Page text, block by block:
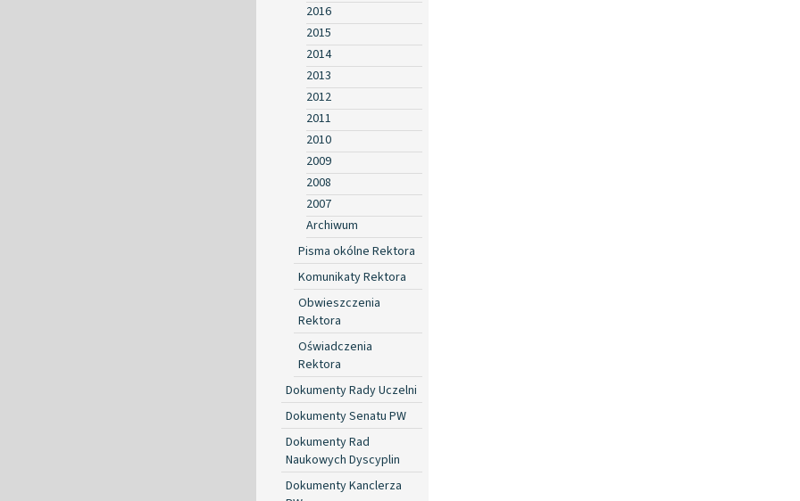
2016
2015
2014
2013
2012
2011
2010
2009
2008
2007
Archiwum
Pisma okólne Rektora
Komunikaty Rektora
Obwieszczenia
Rektora
Oświadczenia
Rektora
Dokumenty Rady Uczelni
Dokumenty Senatu PW
Dokumenty Rad
Naukowych Dyscyplin
Dokumenty Kanclerza